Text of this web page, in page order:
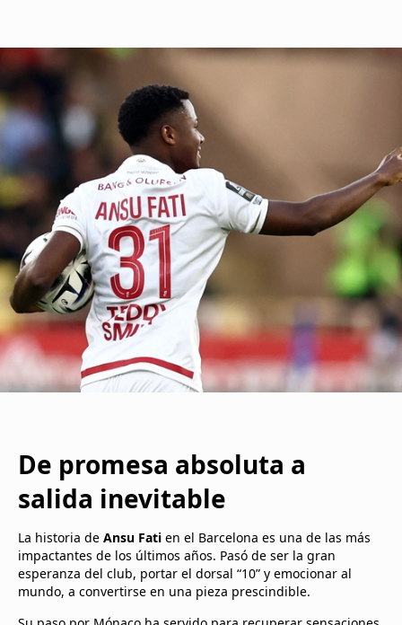
De promesa absoluta a
salida inevitable
La historia de Ansu Fati en el Barcelona es una de las más
impactantes de los últimos años. Pasó de ser la gran
esperanza del club, portar el dorsal “10” y emocionar al
mundo, a convertirse en una pieza prescindible.